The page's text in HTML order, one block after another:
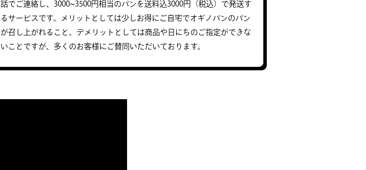
話でご連絡し、3000~3500円相当のパンを送料込3000円（税込）で発送す
るサービスです。メリットとしては少しお得にご自宅でオギノパンのパン
が召し上がれること、デメリットとしては商品や日にちのご指定ができな
いことですが、多くのお客様にご賛同いただいております。